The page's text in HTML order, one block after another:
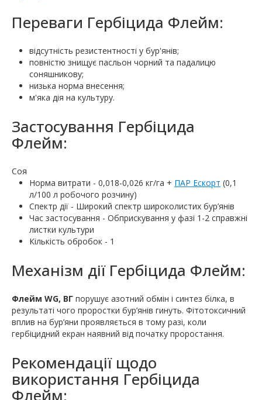
Переваги Гербіцида Флейм:
відсутність резистентності у бур'янів;
повністю знищує пасльон чорний та падалицю
соняшникову;
низька норма внесення;
м'яка дія на культуру.
Застосування Гербіцида
Флейм:
Соя
Норма витрати - 0,018-0,026 кг/га + ПАР Ескорт (0,1
л/100 л робочого розчину)
Спектр дії - Широкий спектр широколистих бур’янів
Час застосування - Обприскування у фазі 1-2 справжні
листки культури
Кількість обробок - 1
Механізм дії Гербіцида Флейм:
Флейм WG, ВГ порушує азотний обмін і синтез білка, в
результаті чого проростки бур’янів гинуть. Фітотоксичний
вплив на бур’яни проявляється в тому разі, коли
гербіцидний екран наявний від початку проростання.
Рекомендації щодо
використання Гербіцида
Флейм: